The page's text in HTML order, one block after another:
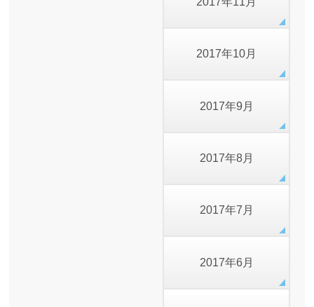
2017年10月
2017年9月
2017年8月
2017年7月
2017年6月